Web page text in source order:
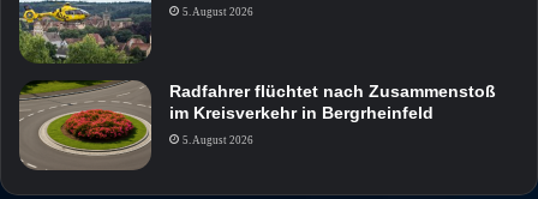
5. August 2026
Radfahrer flüchtet nach Zusammenstoß
im Kreisverkehr in Bergrheinfeld
5. August 2026